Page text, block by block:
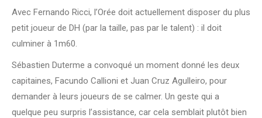
Avec Fernando Ricci, l’Orée doit actuellement disposer du plus
petit joueur de DH (par la taille, pas par le talent) : il doit
culminer à 1m60.
Sébastien Duterme a convoqué un moment donné les deux
capitaines, Facundo Callioni et Juan Cruz Agulleiro, pour
demander à leurs joueurs de se calmer. Un geste qui a
quelque peu surpris l’assistance, car cela semblait plutôt bien